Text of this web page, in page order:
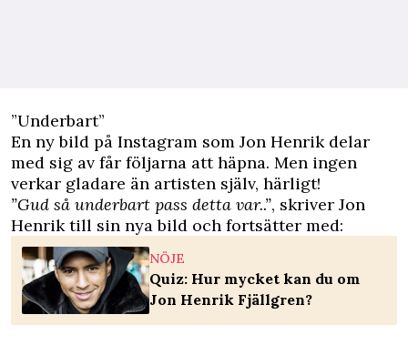
”Underbart”
En ny bild på Instagram som Jon Henrik delar
med sig av får följarna att häpna. Men ingen
verkar gladare än artisten själv, härligt!
”Gud så underbart pass detta var..”, skriver Jon
Henrik till sin nya bild och fortsätter med:
NÖJE
Quiz: Hur mycket kan du om
Jon Henrik Fjällgren?